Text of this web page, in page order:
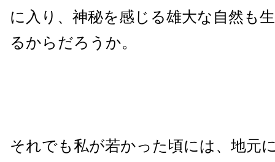
に入り、神秘を感じる雄大な自然も
るからだろうか。
それでも私が若かった頃には、地元